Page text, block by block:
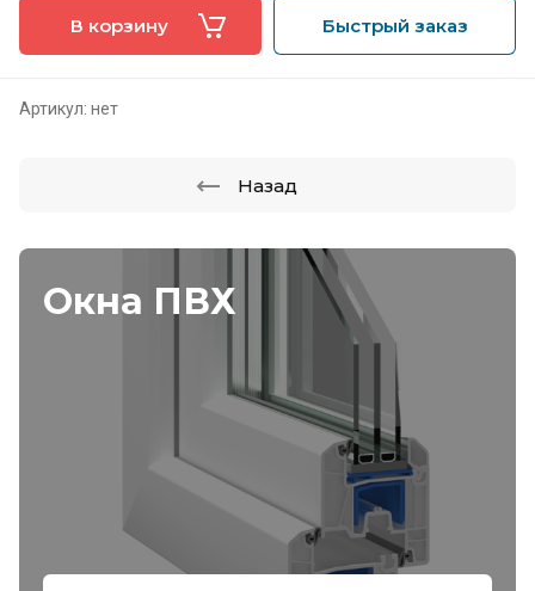
Окна ПВХ
В корзину Быстрый заказ
Артикул: нет
Назад